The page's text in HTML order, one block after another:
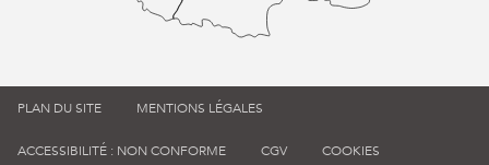
PLAN DU SITE MENTIONS LÉGALES
ACCESSIBILITÉ : NON CONFORME CGV COOKIES